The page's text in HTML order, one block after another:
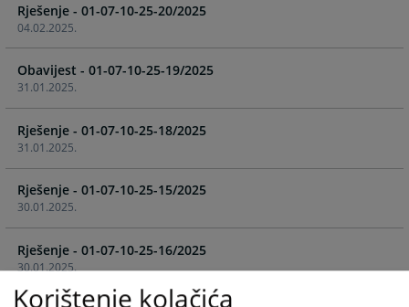
forward
to
interact
with
the
calendar
and
select
a
date.
Press
the
question
mark
key
forward
interact
with
calendar
and
a
date.
the
question
mark
key
04.02.2025.
Rješenje - 01-07-10-25-20/2025
31.01.2025.
Obavijest - 01-07-10-25-19/2025
31.01.2025.
Rješenje - 01-07-10-25-18/2025
30.01.2025.
Rješenje - 01-07-10-25-15/2025
30.01.2025.
Rješenje - 01-07-10-25-16/2025
Korištenje kolačića